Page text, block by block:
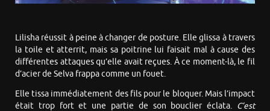
Lilisha réussit à peine à changer de posture. Elle glissa à travers
la toile et atterrit, mais sa poitrine lui faisait mal à cause des
différentes attaques qu’elle avait reçues. À ce moment-là, le fil
d’acier de Selva frappa comme un fouet.
Elle tissa immédiatement des fils pour le bloquer. Mais l’impact
était trop fort et une partie de son bouclier éclata. C’est